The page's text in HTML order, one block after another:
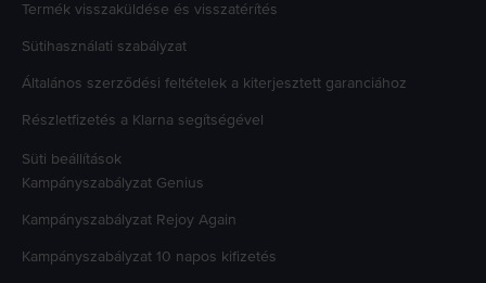
Termék visszaküldése és visszatérítés
Sütihasználati szabályzat
Általános szerződési feltételek a kiterjesztett garanciához
Részletfizetés a Klarna segítségével
Süti beállítások
Kampányszabályzat Genius
Kampányszabályzat Rejoy Again
Kampányszabályzat 10 napos kifizetés